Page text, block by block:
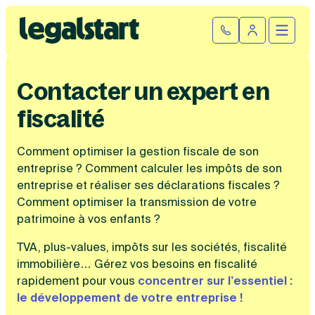
Cliquez ici pour reprendre votre démarche Fermer
Legalstart
Création d'entreprise
Par statut juridique
Créer une SASU
Créer une SAS
Créer une SARL
Créer une EURL
Devenir auto-entrepreneur
Créer une entreprise individuelle
Créer une association
Par métier
Conseil/finance
Modification et fermeture
Modifier son entreprise
Transfert de siège social
Changement de dénomination sociale
Changement de président
Transformation SARL en SAS
Transformation d’une SAS en SARL
Modification association
Modification auto-entreprise
Comptabilité
Par statut
SAS
EURL
SARL
SCI
Tarifs
Fiches pratiques
Création d'entrepriseFaire une recherche
Se
Contacter un expert en
fiscalité
Comment optimiser la gestion fiscale de son
entreprise? Comment calculer les impôts de son
entreprise et réaliser ses déclarations fiscales ?
Comment optimiser la transmission de votre
patrimoine à vos enfants ?
TVA, plus-values, impôts sur les sociétés, fiscalité
immobilière… Gérez vos besoins en fiscalité
rapidement pour vous concentrer sur l’essentiel :
le développement de votre entreprise !